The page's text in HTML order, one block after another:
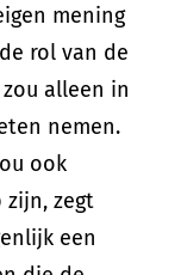
mening
rol van de
alleen in
nemen.
ook
zijn, zegt
een